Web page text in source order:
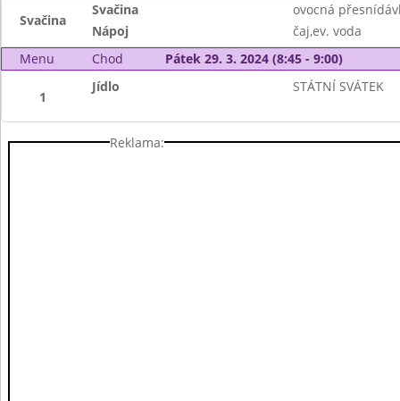
Svačina
Svačina
ovocná
Nápoj
čaj,ev. voda
Menu
Chod Pátek 29. 3. 2024 (8:45 - 9:00)
1
Jídlo STÁTNÍ SVÁTEK
Reklama: